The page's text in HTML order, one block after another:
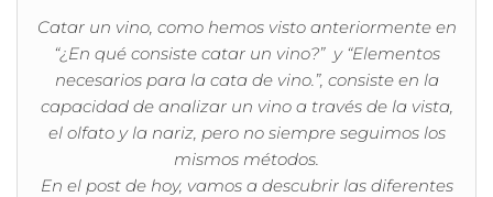
Catar un vino, como hemos visto anteriormente en
“¿En qué consiste catar un vino?” y “Elementos
necesarios para la cata de vino.”, consiste en la
capacidad de analizar un vino a través de la vista,
el olfato y la nariz, pero no siempre seguimos los
mismos métodos.
En el post de hoy, vamos a descubrir las diferentes